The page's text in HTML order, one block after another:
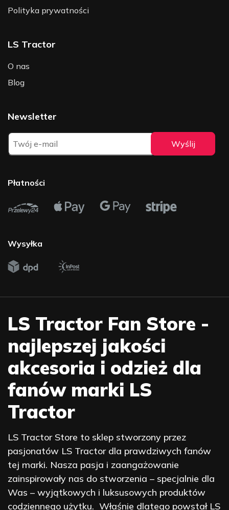
Polityka prywatności
LS Tractor
O nas
Blog
Newsletter
Płatności
Wysyłka
LS Tractor Fan Store -
najlepszej jakości
akcesoria i odzież dla
fanów marki LS
Tractor
LS Tractor Store to sklep stworzony przez
pasjonatów LS Tractor dla prawdziwych fanów
tej marki. Nasza pasja i zaangażowanie
zainspirowały nas do stworzenia – specjalnie dla
Was – wyjątkowych i luksusowych produktów
codziennego użytku. Właśnie dlatego powstał LS